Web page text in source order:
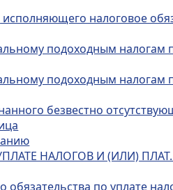
налоговое
подоходным
подоходным
безвестно
НАЛОГОВ И (ИЛИ)
по уплате